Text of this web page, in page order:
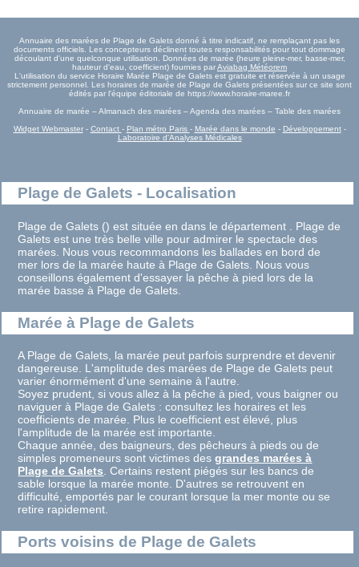
Annuaire des marées de Plage de Galets donné à titre indicatif, ne remplaçant pas les
documents officiels. Les concepteurs déclinent toutes responsabilités pour tout dommage
découlant d'une quelconque utilisation. Données de marée (heure pleine-mer, basse-mer,
hauteur d'eau, coefficient) fournies parAviabag Météorem
L'utilisation du service Horaire Marée Plage de Galets est gratuite et réservée à un usage
strictement personnel. Les horaires de marée de Plage de Galets présentées sur ce site sont
édités par l'équipe éditoriale de https://www.horaire-maree.fr
Annuaire de marée – Almanach des marées – Agenda des marées – Table des marées
Widget Webmaster- Contact - Plan métro Paris - Marée dans le monde - Développement-
Laboratoire d'Analyses Médicales
Plage de Galets - Localisation
Plage de Galets () est située en dans le département . Plage de
Galets est une très belle ville pour admirer le spectacle des
marées. Nous vous recommandons les ballades en bord de
mer lors de la marée haute à Plage de Galets. Nous vous
conseillons également d'essayer la pêche à pied lors de la
marée basse à Plage de Galets.
Marée à Plage de Galets
A Plage de Galets, la marée peut parfois surprendre et devenir
dangereuse. L'amplitude des marées de Plage de Galets peut
varier énormément d'une semaine à l'autre.
Soyez prudent, si vous allez à la pêche à pied, vous baigner ou
naviguer à Plage de Galets : consultez les horaires et les
coefficients de marée. Plus le coefficient est élevé, plus
l'amplitude de la marée est importante.
Chaque année, des baigneurs, des pêcheurs à pieds ou de
simples promeneurs sont victimes desgrandes marées à
Plage de Galets. Certains restent piégés sur les bancs de
sable lorsque la marée monte. D'autres se retrouvent en
difficulté, emportés par le courant lorsque la mer monte ou se
retire rapidement.
Ports voisins de Plage de Galets